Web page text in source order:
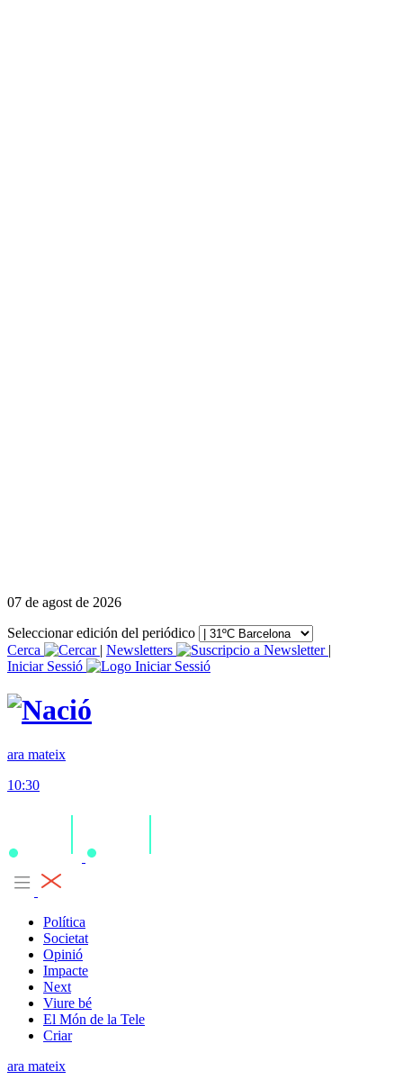
07 de agost de 2026
Seleccionar edición del periódico
Cerca
| Newsletters
|
Iniciar Sessió
ara mateix
10:30
Política
Societat
Opinió
Impacte
Next
Viure bé
El Món de la Tele
Criar
ara mateix